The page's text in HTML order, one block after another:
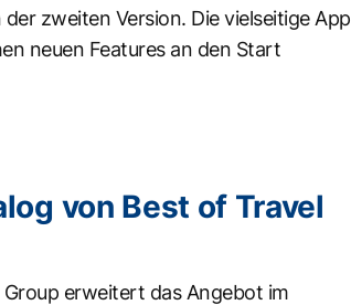
zweiten Version. Die vielseitige App
neuen Features an den Start
von Best of Travel
Group erweitert das Angebot im